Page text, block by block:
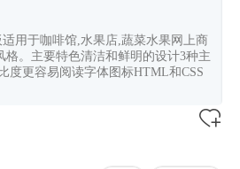
适用于咖啡馆,水果店,蔬菜水果网上商
格。主要特色清洁和鲜明的设计3种主
度更容易阅读字体图标HTML和CSS